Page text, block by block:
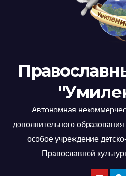
Автономная
дополнительного
особое учреждение
Православной